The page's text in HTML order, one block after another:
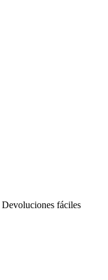
Devoluciones fáciles